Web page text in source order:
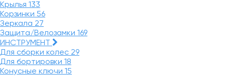
Крылья 133
Корзинки 56
Зеркала 27
Защита/Велозамки 169
ИНСТРУМЕНТ
Для сборки колес 29
Для бортировки 18
Конусные ключи 15